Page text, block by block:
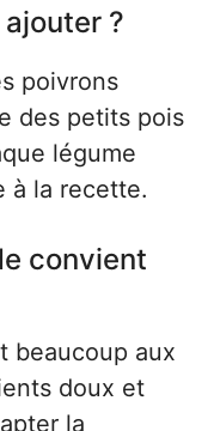
?
poivrons
des petits pois
légume
à la recette.
convient
beaucoup aux
doux et
la